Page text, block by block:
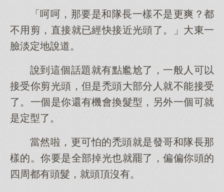
「呵呵，那要是和隊長一樣不是更爽？都
不用剪，直接就已經快接近光頭了。」大東一
臉淡定地說道。
說到這個話題就有點尷尬了，一般人可以
接受你剪光頭，但是禿頭大部分人就不能接受
了。一個是你還有機會換髮型，另外一個可就
是定型了。
當然啦，更可怕的禿頭就是發哥和隊長那
樣的。你要是全部掉光也就罷了，偏偏你頭的
四周都有頭髮，就頭頂沒有。